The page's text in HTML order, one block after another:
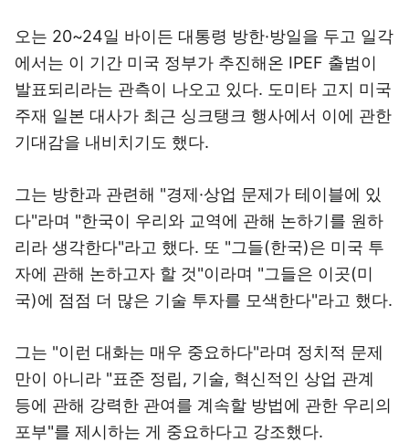
오는 20~24일 바이든 대통령 방한·방일을 두고 일각
에서는 이 기간 미국 정부가 추진해온 IPEF 출범이
발표되리라는 관측이 나오고 있다. 도미타 고지 미국
주재 일본 대사가 최근 싱크탱크 행사에서 이에 관한
기대감을 내비치기도 했다.
그는 방한과 관련해 "경제·상업 문제가 테이블에 있
다"라며 "한국이 우리와 교역에 관해 논하기를 원하
리라 생각한다"라고 했다. 또 "그들(한국)은 미국 투
자에 관해 논하고자 할 것"이라며 "그들은 이곳(미
국)에 점점 더 많은 기술 투자를 모색한다"라고 했다.
그는 "이런 대화는 매우 중요하다"라며 정치적 문제
만이 아니라 "표준 정립, 기술, 혁신적인 상업 관계
등에 관해 강력한 관여를 계속할 방법에 관한 우리의
포부"를 제시하는 게 중요하다고 강조했다.